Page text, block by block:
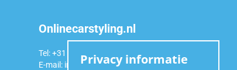
Onlinecarstyling.nl
Tel: +31 (0)6 54 98 49 99
E-mail: info@onlinecarstyling.nl
Privacy informatie